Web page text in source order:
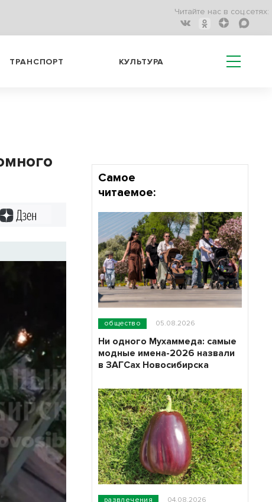
Читайте нас в соц.сетях:
ТРАНСПОРТ КУЛЬТУРА
Самое
читаемое:
общество 05.08.2026
Ни одного Мухаммеда: самые
модные имена-2026 назвали
в ЗАГСах Новосибирска
развлечения 04.08.2026